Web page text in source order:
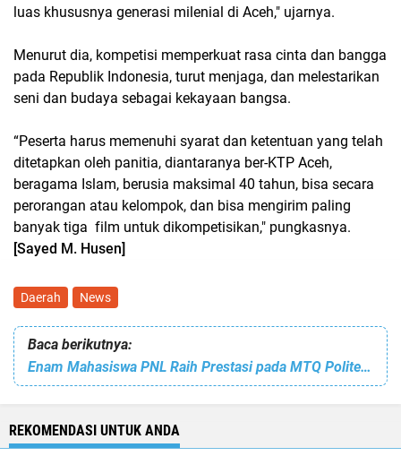
luas khususnya generasi milenial di Aceh," ujarnya.
Menurut dia, kompetisi memperkuat rasa cinta dan bangga
pada Republik Indonesia, turut menjaga, dan melestarikan
seni dan budaya sebagai kekayaan bangsa.
“Peserta harus memenuhi syarat dan ketentuan yang telah
ditetapkan oleh panitia, diantaranya ber-KTP Aceh,
beragama Islam, berusia maksimal 40 tahun, bisa secara
perorangan atau kelompok, dan bisa mengirim paling
banyak tiga film untuk dikompetisikan," pungkasnya.
[Sayed M. Husen]
Daerah News
Baca berikutnya:
Enam Mahasiswa PNL Raih Prestasi pada MTQ Politeknik Tingkat Nasional 2023. Direktur: Selamat dan Sukses
REKOMENDASI UNTUK ANDA